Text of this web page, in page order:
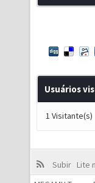
Usuários
1 Visitante(s)
Subir Lite